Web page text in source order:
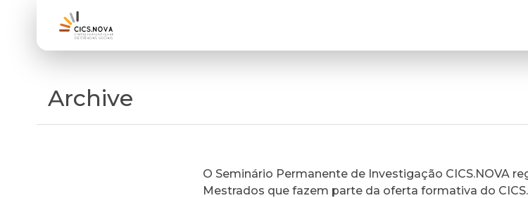
Archive
O Seminário Permanente de Investigação CICS.NOVA
Mestrados que fazem parte da oferta formativa do